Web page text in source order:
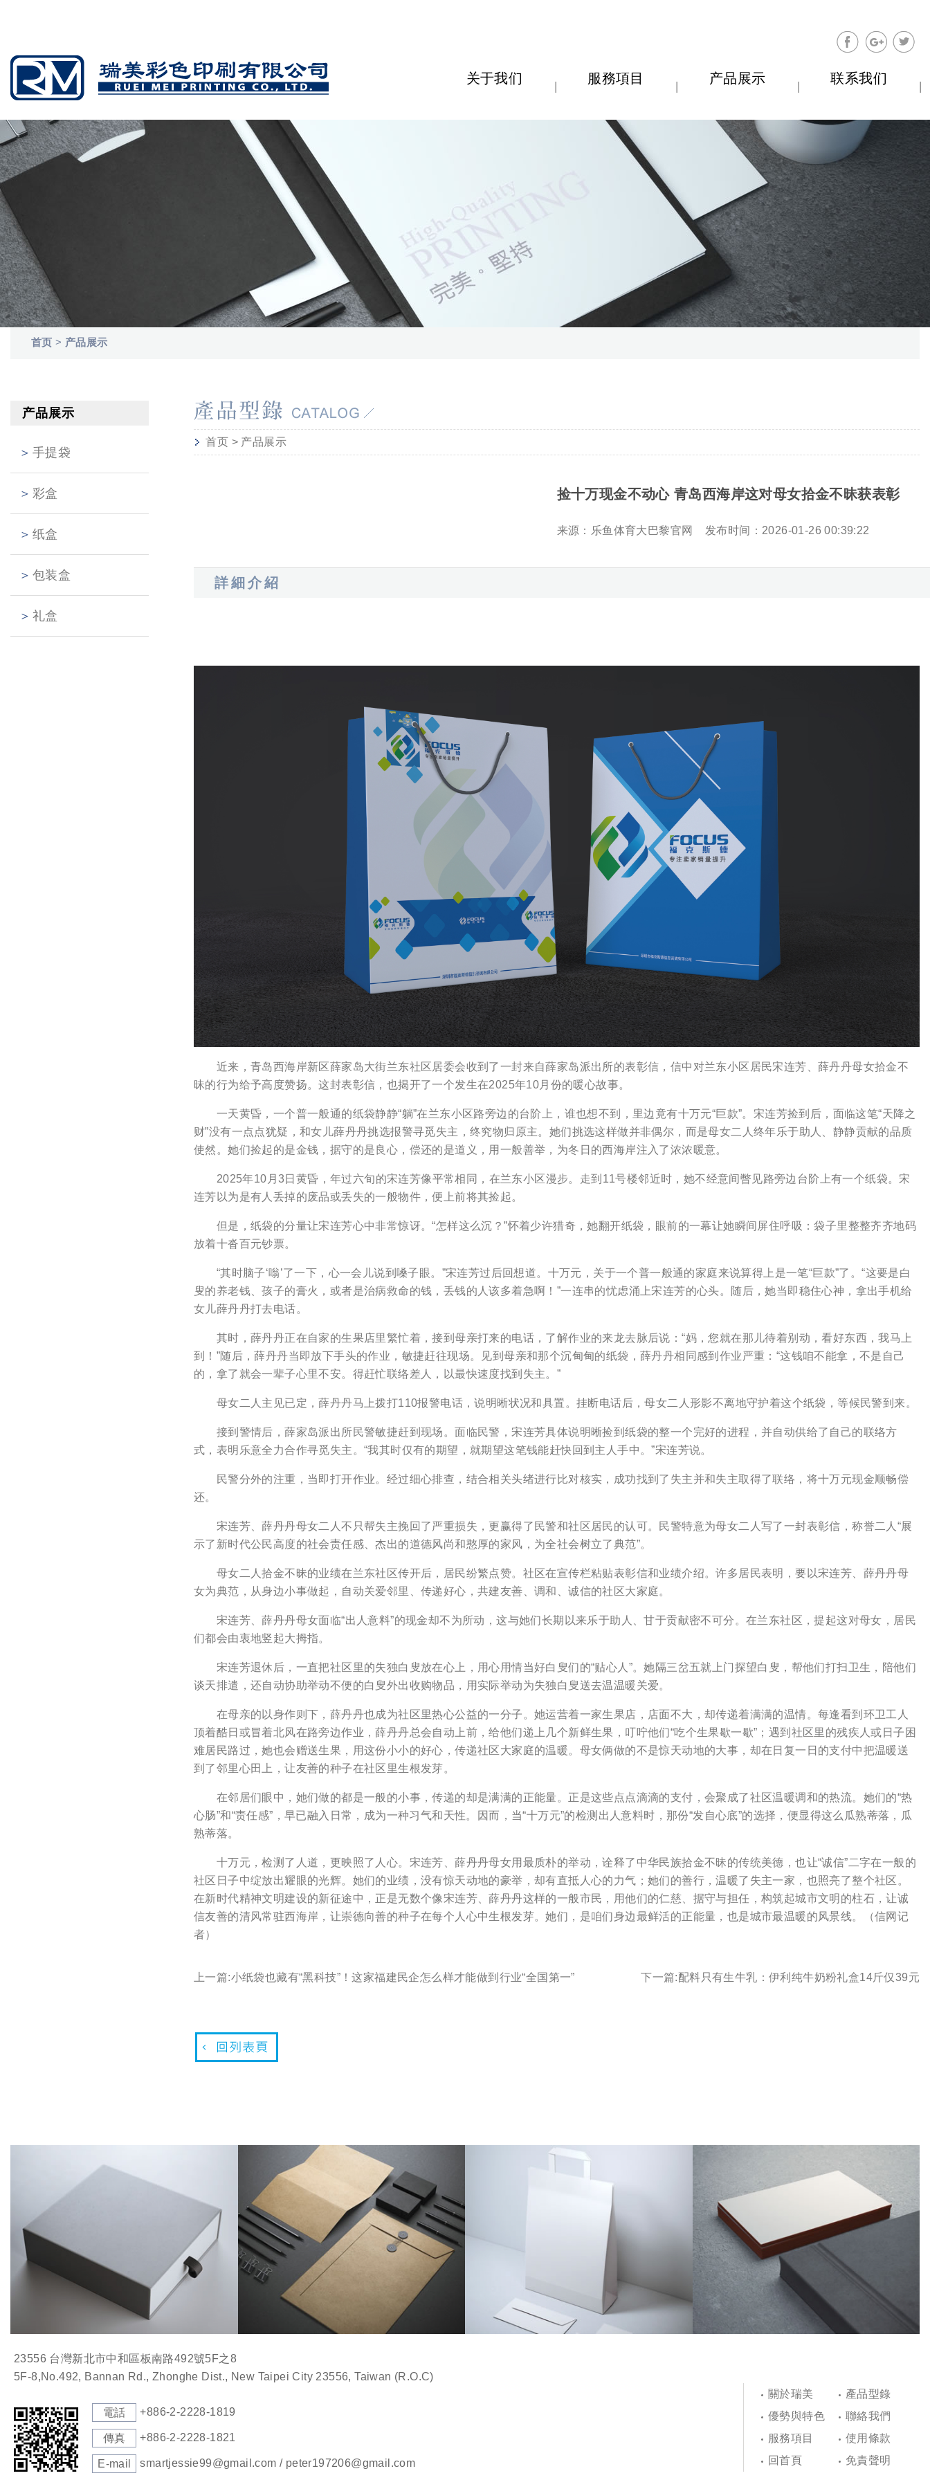
分享至分享至
关于我们 服務項目 产品展示 联系我们
首页 > 产品展示
产品展示
手提袋
彩盒
纸盒
包装盒
礼盒
首页 > 产品展示
捡十万现金不动心 青岛西海岸这对母女拾金不昧获表彰
来源： 乐鱼体育大巴黎官网 发布时间：2026-01-26 00:39:22
詳細介紹
近来，青岛西海岸新区薛家岛大街兰东社区居委会收到了一封来自薛家岛派出所的表彰信，信中对兰东小区居民宋连芳、薛丹丹母女拾金不
昧的行为给予高度赞扬。这封表彰信，也揭开了一个发生在2025年10月份的暖心故事。
一天黄昏，一个普一般通的纸袋静静“躺”在兰东小区路旁边的台阶上，谁也想不到，里边竟有十万元“巨款”。宋连芳捡到后，面临这笔“天降之
财”没有一点点犹疑，和女儿薛丹丹挑选报警寻觅失主，终究物归原主。她们挑选这样做并非偶尔，而是母女二人终年乐于助人、静静贡献的品质
使然。她们捡起的是金钱，据守的是良心，偿还的是道义，用一般善举，为冬日的西海岸注入了浓浓暖意。
2025年10月3日黄昏，年过六旬的宋连芳像平常相同，在兰东小区漫步。走到11号楼邻近时，她不经意间瞥见路旁边台阶上有一个纸袋。宋
连芳以为是有人丢掉的废品或丢失的一般物件，便上前将其捡起。
但是，纸袋的分量让宋连芳心中非常惊讶。“怎样这么沉？”怀着少许猎奇，她翻开纸袋，眼前的一幕让她瞬间屏住呼吸：袋子里整整齐齐地码
放着十沓百元钞票。
“其时脑子‘嗡’了一下，心一会儿说到嗓子眼。”宋连芳过后回想道。十万元，关于一个普一般通的家庭来说算得上是一笔“巨款”了。“这要是白
叟的养老钱、孩子的膏火，或者是治病救命的钱，丢钱的人该多着急啊！”一连串的忧虑涌上宋连芳的心头。随后，她当即稳住心神，拿出手机给
女儿薛丹丹打去电话。
其时，薛丹丹正在自家的生果店里繁忙着，接到母亲打来的电话，了解作业的来龙去脉后说：“妈，您就在那儿待着别动，看好东西，我马上
到！”随后，薛丹丹当即放下手头的作业，敏捷赶往现场。见到母亲和那个沉甸甸的纸袋，薛丹丹相同感到作业严重：“这钱咱不能拿，不是自己
的，拿了就会一辈子心里不安。得赶忙联络差人，以最快速度找到失主。”
母女二人主见已定，薛丹丹马上拨打110报警电话，说明晰状况和具置。挂断电话后，母女二人形影不离地守护着这个纸袋，等候民警到来。
接到警情后，薛家岛派出所民警敏捷赶到现场。面临民警，宋连芳具体说明晰捡到纸袋的整一个完好的进程，并自动供给了自己的联络方
式，表明乐意全力合作寻觅失主。“我其时仅有的期望，就期望这笔钱能赶快回到主人手中。”宋连芳说。
民警分外的注重，当即打开作业。经过细心排查，结合相关头绪进行比对核实，成功找到了失主并和失主取得了联络，将十万元现金顺畅偿
还。
宋连芳、薛丹丹母女二人不只帮失主挽回了严重损失，更赢得了民警和社区居民的认可。民警特意为母女二人写了一封表彰信，称誉二人“展
示了新时代公民高度的社会责任感、杰出的道德风尚和憨厚的家风，为全社会树立了典范”。
母女二人拾金不昧的业绩在兰东社区传开后，居民纷繁点赞。社区在宣传栏粘贴表彰信和业绩介绍。许多居民表明，要以宋连芳、薛丹丹母
女为典范，从身边小事做起，自动关爱邻里、传递好心，共建友善、调和、诚信的社区大家庭。
宋连芳、薛丹丹母女面临“出人意料”的现金却不为所动，这与她们长期以来乐于助人、甘于贡献密不可分。在兰东社区，提起这对母女，居民
们都会由衷地竖起大拇指。
宋连芳退休后，一直把社区里的失独白叟放在心上，用心用情当好白叟们的“贴心人”。她隔三岔五就上门探望白叟，帮他们打扫卫生，陪他们
谈天排遣，还自动协助举动不便的白叟外出收购物品，用实际举动为失独白叟送去温温暖关爱。
在母亲的以身作则下，薛丹丹也成为社区里热心公益的一分子。她运营着一家生果店，店面不大，却传递着满满的温情。每逢看到环卫工人
顶着酷日或冒着北风在路旁边作业，薛丹丹总会自动上前，给他们递上几个新鲜生果，叮咛他们“吃个生果歇一歇”；遇到社区里的残疾人或日子困
难居民路过，她也会赠送生果，用这份小小的好心，传递社区大家庭的温暖。母女俩做的不是惊天动地的大事，却在日复一日的支付中把温暖送
到了邻里心田上，让友善的种子在社区里生根发芽。
在邻居们眼中，她们做的都是一般的小事，传递的却是满满的正能量。正是这些点点滴滴的支付，会聚成了社区温暖调和的热流。她们的“热
心肠”和“责任感”，早已融入日常，成为一种习气和天性。因而，当“十万元”的检测出人意料时，那份“发自心底”的选择，便显得这么瓜熟蒂落，瓜
熟蒂落。
十万元，检测了人道，更映照了人心。宋连芳、薛丹丹母女用最质朴的举动，诠释了中华民族拾金不昧的传统美德，也让“诚信”二字在一般的
社区日子中绽放出耀眼的光辉。她们的业绩，没有惊天动地的豪举，却有直抵人心的力气；她们的善行，温暖了失主一家，也照亮了整个社区。
在新时代精神文明建设的新征途中，正是无数个像宋连芳、薛丹丹这样的一般市民，用他们的仁慈、据守与担任，构筑起城市文明的柱石，让诚
信友善的清风常驻西海岸，让崇德向善的种子在每个人心中生根发芽。她们，是咱们身边最鲜活的正能量，也是城市最温暖的风景线。（信网记
者）
上一篇:小纸袋也藏有“黑科技”！这家福建民企怎么样才能做到行业“全国第一” 下一篇:配料只有生牛乳：伊利纯牛奶粉礼盒14斤仅39元
23556 台灣新北市中和區板南路492號5F之8
5F-8,No.492, Bannan Rd., Zhonghe Dist., New Taipei City 23556, Taiwan (R.O.C)
電話 +886-2-2228-1819
傳真 +886-2-2228-1821
E-mail smartjessie99@gmail.com / peter197206@gmail.com
關於瑞美
優勢與特色
服務項目
回首頁
產品型錄
聯絡我們
使用條款
免責聲明